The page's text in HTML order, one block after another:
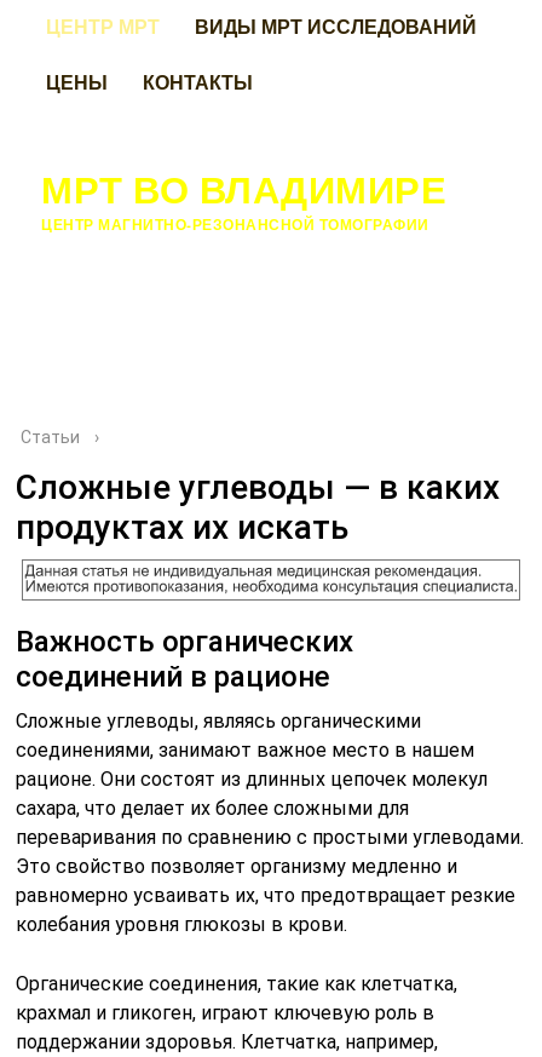
ЦЕНТР МРТ
ВИДЫ МРТ ИССЛЕДОВАНИЙ
ЦЕНЫ
КОНТАКТЫ
МРТ ВО ВЛАДИМИРЕ
ЦЕНТР МАГНИТНО-РЕЗОНАНСНОЙ ТОМОГРАФИИ
Статьи ›
Сложные углеводы — в каких
продуктах их искать
Важность органических
соединений в рационе
Сложные углеводы, являясь органическими
соединениями, занимают важное место в нашем
рационе. Они состоят из длинных цепочек молекул
сахара, что делает их более сложными для
переваривания по сравнению с простыми углеводами.
Это свойство позволяет организму медленно и
равномерно усваивать их, что предотвращает резкие
колебания уровня глюкозы в крови.
Органические соединения, такие как клетчатка,
крахмал и гликоген, играют ключевую роль в
поддержании здоровья. Клетчатка, например,